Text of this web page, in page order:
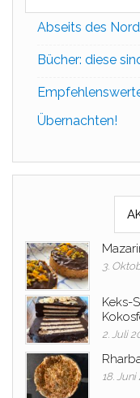
Abseits des
Bücher: diese
Übernachten!
3.
Keks-
2. Juli
18. Juni